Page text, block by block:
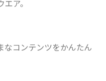
ア。
なコンテンツをかんたん